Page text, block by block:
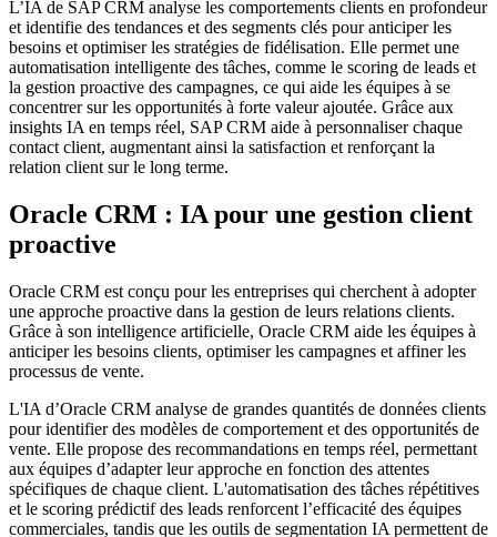
L’IA de SAP CRM analyse les comportements clients en profondeur
et identifie des tendances et des segments clés pour anticiper les
besoins et optimiser les stratégies de fidélisation. Elle permet une
automatisation intelligente des tâches, comme le scoring de leads et
la gestion proactive des campagnes, ce qui aide les équipes à se
concentrer sur les opportunités à forte valeur ajoutée. Grâce aux
insights IA en temps réel, SAP CRM aide à personnaliser chaque
contact client, augmentant ainsi la satisfaction et renforçant la
relation client sur le long terme.
Oracle CRM : IA pour une gestion client
proactive
Oracle CRM est conçu pour les entreprises qui cherchent à adopter
une approche proactive dans la gestion de leurs relations clients.
Grâce à son intelligence artificielle, Oracle CRM aide les équipes à
anticiper les besoins clients, optimiser les campagnes et affiner les
processus de vente.
L'IA d’Oracle CRM analyse de grandes quantités de données clients
pour identifier des modèles de comportement et des opportunités de
vente. Elle propose des recommandations en temps réel, permettant
aux équipes d’adapter leur approche en fonction des attentes
spécifiques de chaque client. L'automatisation des tâches répétitives
et le scoring prédictif des leads renforcent l’efficacité des équipes
commerciales, tandis que les outils de segmentation IA permettent de